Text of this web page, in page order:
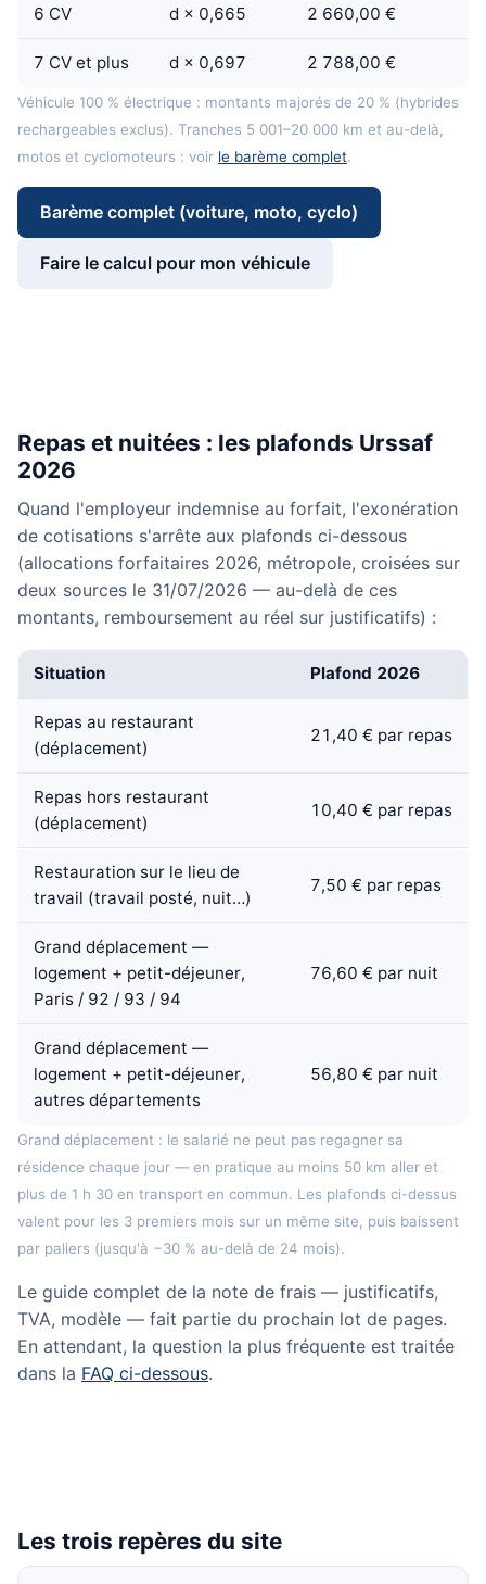
6 CV d × 0,665 2 660,00 €
7 CV et plus d × 0,697 2 788,00 €
Véhicule 100 % électrique : montants majorés de 20 % (hybrides
rechargeables exclus). Tranches 5 001–20 000 km et au-delà,
motos et cyclomoteurs : voir le barème complet.
Barème complet (voiture, moto, cyclo)
Faire le calcul pour mon véhicule
Repas et nuitées : les plafonds Urssaf
2026
Quand l'employeur indemnise au forfait, l'exonération
de cotisations s'arrête aux plafonds ci-dessous
(allocations forfaitaires 2026, métropole, croisées sur
deux sources le 31/07/2026 — au-delà de ces
montants, remboursement au réel sur justificatifs) :
Situation Plafond 2026
Repas au restaurant
(déplacement)
21,40 € par repas
Repas hors restaurant
(déplacement)
10,40 € par repas
Restauration sur le lieu de
travail (travail posté, nuit…)
7,50 € par repas
Grand déplacement —
logement + petit-déjeuner,
Paris / 92 / 93 / 94
76,60 € par nuit
Grand déplacement —
logement + petit-déjeuner,
autres départements
56,80 € par nuit
Grand déplacement : le salarié ne peut pas regagner sa
résidence chaque jour — en pratique au moins 50 km aller et
plus de 1 h 30 en transport en commun. Les plafonds ci-dessus
valent pour les 3 premiers mois sur un même site, puis baissent
par paliers (jusqu'à −30 % au-delà de 24 mois).
Le guide complet de la note de frais — justificatifs,
TVA, modèle — fait partie du prochain lot de pages.
En attendant, la question la plus fréquente est traitée
dans la FAQ ci-dessous.
Les trois repères du site